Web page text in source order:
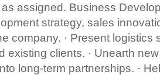
assigned. Business
strategy, sales
company. · Present logistics
existing clients. · Unearth
long-term partnerships. ·